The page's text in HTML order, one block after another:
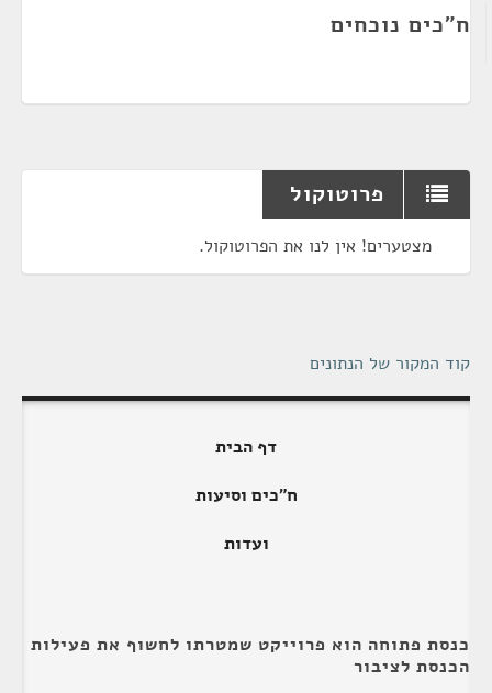
ח"כים נוכחים
פרוטוקול
מצטערים! אין לנו את הפרוטוקול.
קוד המקור של הנתונים
דף הבית
ח"כים וסיעות
ועדות
כנסת פתוחה הוא פרוייקט שמטרתו לחשוף את פעילות
הכנסת לציבור